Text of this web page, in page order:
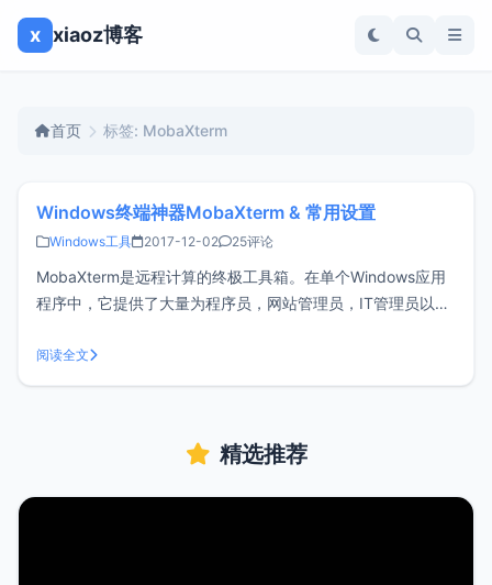
x xiaoz博客
首页 标签: MobaXterm
Windows终端神器MobaXterm & 常用设置
Windows工具 2017-12-02 25评论
MobaXterm是远程计算的终极工具箱。在单个Windows应用
程序中，它提供了大量为程序员，网站管理员，IT管理员以及
功能。很早以前博客文章《Windows控制台（cmd）增强工具
cmder》介绍过Windows终端工具cmder，至今xia
阅读全文
精选推荐